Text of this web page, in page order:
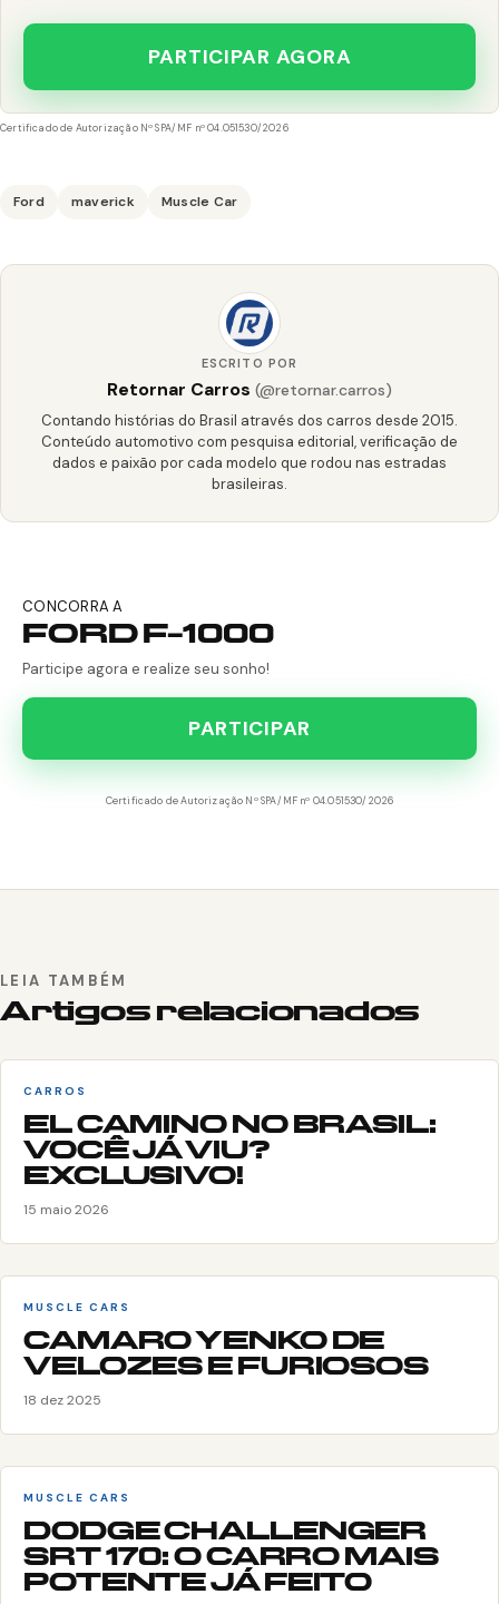
PARTICIPAR AGORA
Certificado de Autorização Nº SPA/MF nº 04.051530/2026
Ford maverick Muscle Car
ESCRITO POR
Retornar Carros (@retornar.carros)
Contando histórias do Brasil através dos carros desde 2015.
Conteúdo automotivo com pesquisa editorial, verificação de
dados e paixão por cada modelo que rodou nas estradas
brasileiras.
CONCORRA A
FORD F-1000
Participe agora e realize seu sonho!
PARTICIPAR
Certificado de Autorização Nº SPA/MF nº 04.051530/2026
LEIA TAMBÉM
Artigos relacionados
CARROS
EL CAMINO NO BRASIL:
VOCÊ JÁ VIU?
EXCLUSIVO!
15 maio 2026
MUSCLE CARS
CAMARO YENKO DE
VELOZES E FURIOSOS
18 dez 2025
MUSCLE CARS
DODGE CHALLENGER
SRT 170: O CARRO MAIS
POTENTE JÁ FEITO